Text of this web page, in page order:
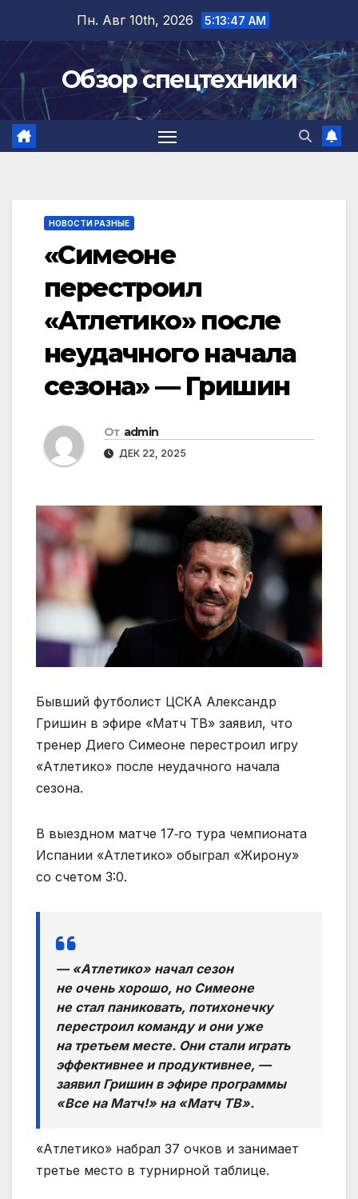
содержимому
Пн. Авг 10th, 2026 5:13:48 AM
Обзор спецтехники
НОВОСТИ РАЗНЫЕ
«Симеоне
перестроил
«Атлетико» после
неудачного начала
сезона» — Гришин
От admin
ДЕК 22, 2025
Бывший футболист ЦСКА Александр
Гришин в эфире «Матч ТВ» заявил, что
тренер Диего Симеоне перестроил игру
«Атлетико» после неудачного начала
сезона.
В выездном матче 17‑го тура чемпионата
Испании «Атлетико» обыграл «Жирону»
со счетом 3:0.
— «Атлетико» начал сезон
не очень хорошо, но Симеоне
не стал паниковать, потихонечку
перестроил команду и они уже
на третьем месте. Они стали играть
эффективнее и продуктивнее, —
заявил Гришин в эфире программы
«Все на Матч!» на «Матч ТВ».
«Атлетико» набрал 37 очков и занимает
третье место в турнирной таблице.